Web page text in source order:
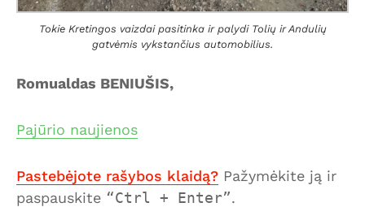
Tokie Kretingos vaizdai pasitinka ir palydi Tolių ir Andulių
gatvėmis vykstančius automobilius.
Romualdas BENIUŠIS,
Pajūrio naujienos
Pastebėjote rašybos klaidą? Pažymėkite ją ir
paspauskite
Ctrl + Enter .